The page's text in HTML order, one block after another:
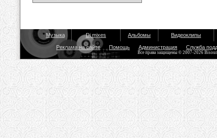
Музыка Dj mixes Альбомы Видеоклипы
Реклама на сайте Помощь Администрация Служба
Все права защищены © 2007-2026